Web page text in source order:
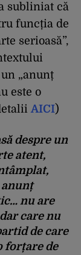
subliniat că
funcția de
serioasă”,
„anunț
este o
AICI)
despre un
atent,
nu are
care nu
de care
forțare de